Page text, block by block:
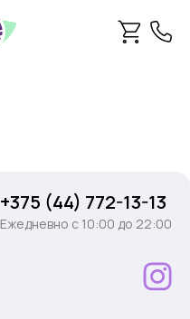
+375 (44) 772-13-13
Ежедневно c 10:00 до 22:00